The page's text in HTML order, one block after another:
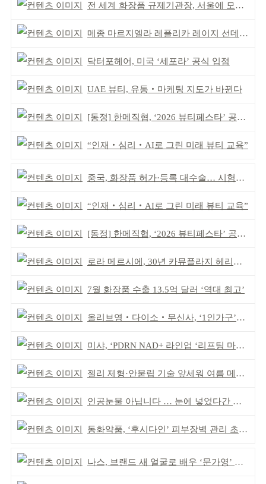
전 세계 화장품 규제기관장, 서울에 모인다
메종 마르지엘라 레플리카 레이지 선데이 모닝 디퓨저
닥터포헤어, 미국 ‘세포라’ 공식 입점
UAE 뷰티, 유통‧마케팅 지도가 바뀐다
[동정] 한메직협, ‘2026 뷰티페스타’ 공동 주최
“인재‧심리‧AI로 그린 미래 뷰티 교육”
중국, 화장품 허가·등록 대수술… 시험자료 공용 허용
“인재‧심리‧AI로 그린 미래 뷰티 교육”
[동정] 한메직협, ‘2026 뷰티페스타’ 공동 주최
로라 메르시에, 30년 카뮤플라지 헤리티지 담아
7월 화장품 수출 13.5억 달러 ‘역대 최고’
올리브영‧다이소‧무신사, ‘1인가구’가 이끈다
미샤, ‘PDRN NAD+ 라인업 ‘리프팅 마스크’ 출시
젤리 제형·안묻립 기술 앞세워 여름 메이크업 시장 공략
인공눈물 아닙니다 … 눈에 넣었다간 각막 손상
동화약품, ‘후시다인’ 피부장벽 관리 초점 ‘리브랜딩’
나스, 브랜드 새 얼굴로 배우 ‘문가영’ 발탁